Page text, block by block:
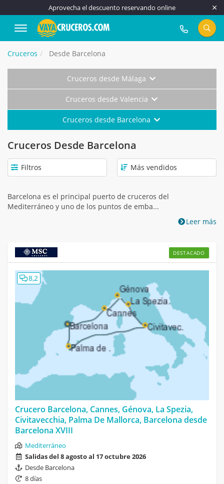
Aprovecha el descuento reservando online
917 815 555
Cruceros Desde Barcelona
Cruceros desde Málaga
Cruceros desde Valencia
Cruceros desde Barcelona
Cruceros Desde Barcelona
Filtros
Barcelona es el principal puerto de cruceros del
Mediterráneo y uno de los puntos de emba...
Leer más
DESTACADO
8,2
Crucero Barcelona, Cannes, Génova, La Spezia,
Civitavecchia, Palma De Mallorca, Barcelona desde
Barcelona XVIII
Mediterráneo
Salidas del 8 agosto al 17 octubre 2026
Desde Barcelona
8 días